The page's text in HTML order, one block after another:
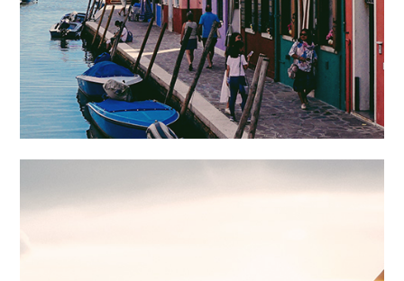
ARTICLE 3 – DECLARATIONS DE
L'UTILISATEUR
Tout utilisateur déclare avoir la capacité juridique
de contracter avecDTOUR, c'est-à-dire être âgé
contracter et ne pas être sous tutelle ou
curatelle. En conséquence,